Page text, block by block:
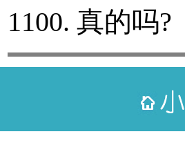
1100. 真的吗?